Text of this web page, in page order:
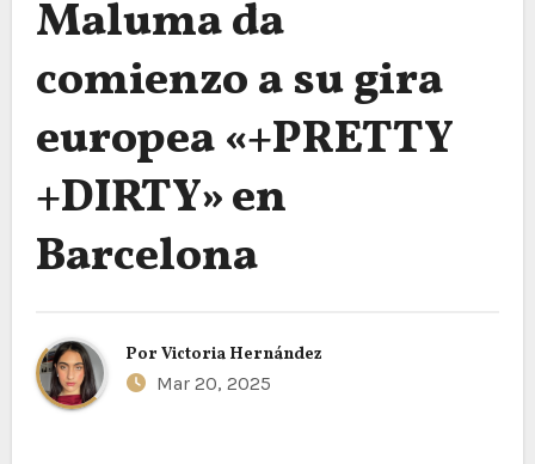
Maluma da
comienzo a su gira
europea «+PRETTY
+DIRTY» en
Barcelona
Por Victoria Hernández
Mar 20, 2025